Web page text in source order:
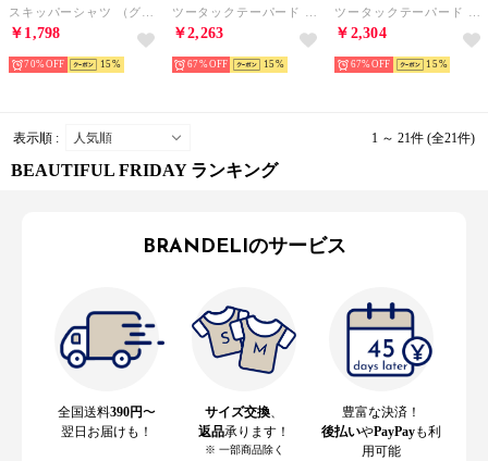
￥1,798
70% 15
￥2,263
67% 15
￥2,304
67% 15
表示順 : 1 ～ 21件 (全21件)
BEAUTIFUL FRIDAY ランキング
BRANDELIのサービス
全国送料390円〜
翌日お届けも！
サイズ交換、
返品承ります！
※ 一部商品除く
豊富な決済！
後払いやPayPayも利
用可能